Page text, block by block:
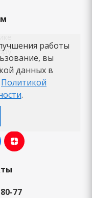
77
работы
вы
данных в
Политикой
.